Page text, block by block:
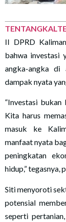
II DPRD
bahwa investasi
angka-angka di
dampak nyata
“Investasi
Kita harus
masuk ke
manfaat nyata
peningkatan
hidup,” tegasnya,
Siti menyoroti
potensial
seperti